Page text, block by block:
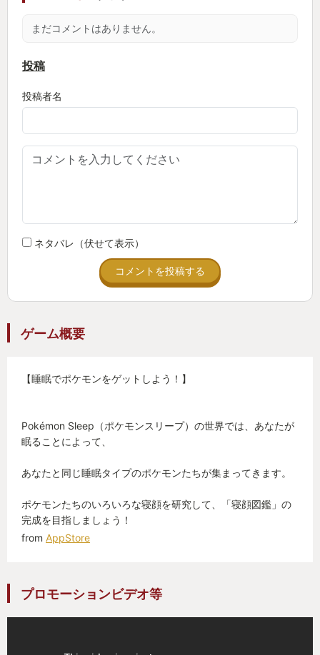
となっていてポケモン好きならクスッとしてしまう
ポケモンたちはプレイヤーをおてつだいしてくれま
接上げてくれます。ポケモンのレベルが上がれば上
回に集められる量や種類が増えていきます。そして
レベルが上がれば上がるほどそれらにかかる時間が
少なくなっていきます。先に述べさせていただいた
２４時間ゲームできるというのがここなんです。ア
プリを閉じている時もリアルタイムでポケモンたち
はおてつだいをしてくれています。それがまた良い
んですよ。アプリを開き、ポケモンをタップする
が「ボク、がんばったよー」みたいに聞こえてき
３ 寝る
れが１番の肝です。この寝るということがこのアプ
リだと２つの役割があります。
１つ目はポケモンたちを休ませてあげることです。
ポケモンたちは２４時間おてつだいをしてくれま
れてしまいます。そんなときは寝ましょう。アプリ
をつけて眠るとポケモンたちも一緒に眠ります。そ
うすることで疲れを癒してまた明日もポケモンたち
まだコメントはありません。
投稿
投稿者名
ネタバレ（伏せて表示）
コメントを投稿する
ゲーム概要
【睡眠でポケモンをゲットしよう！】
Pokémon Sleep（ポケモンスリープ）の世界では、あなたが
眠ることによって、
あなたと同じ睡眠タイプのポケモンたちが集まってきます。
ポケモンたちのいろいろな寝顔を研究して、「寝顔図鑑」の
完成を目指しましょう！
from AppStore
プロモーションビデオ等